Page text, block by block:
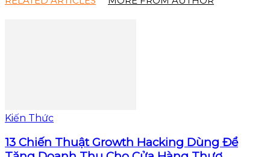
Kiến Thức
13 Chiến Thuật Growth Hacking Dùng Để